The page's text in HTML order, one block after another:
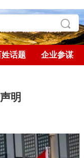
姓话题 企业参谋
明